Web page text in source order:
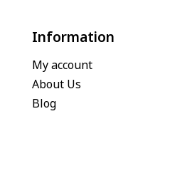
Information
My account
About Us
Blog